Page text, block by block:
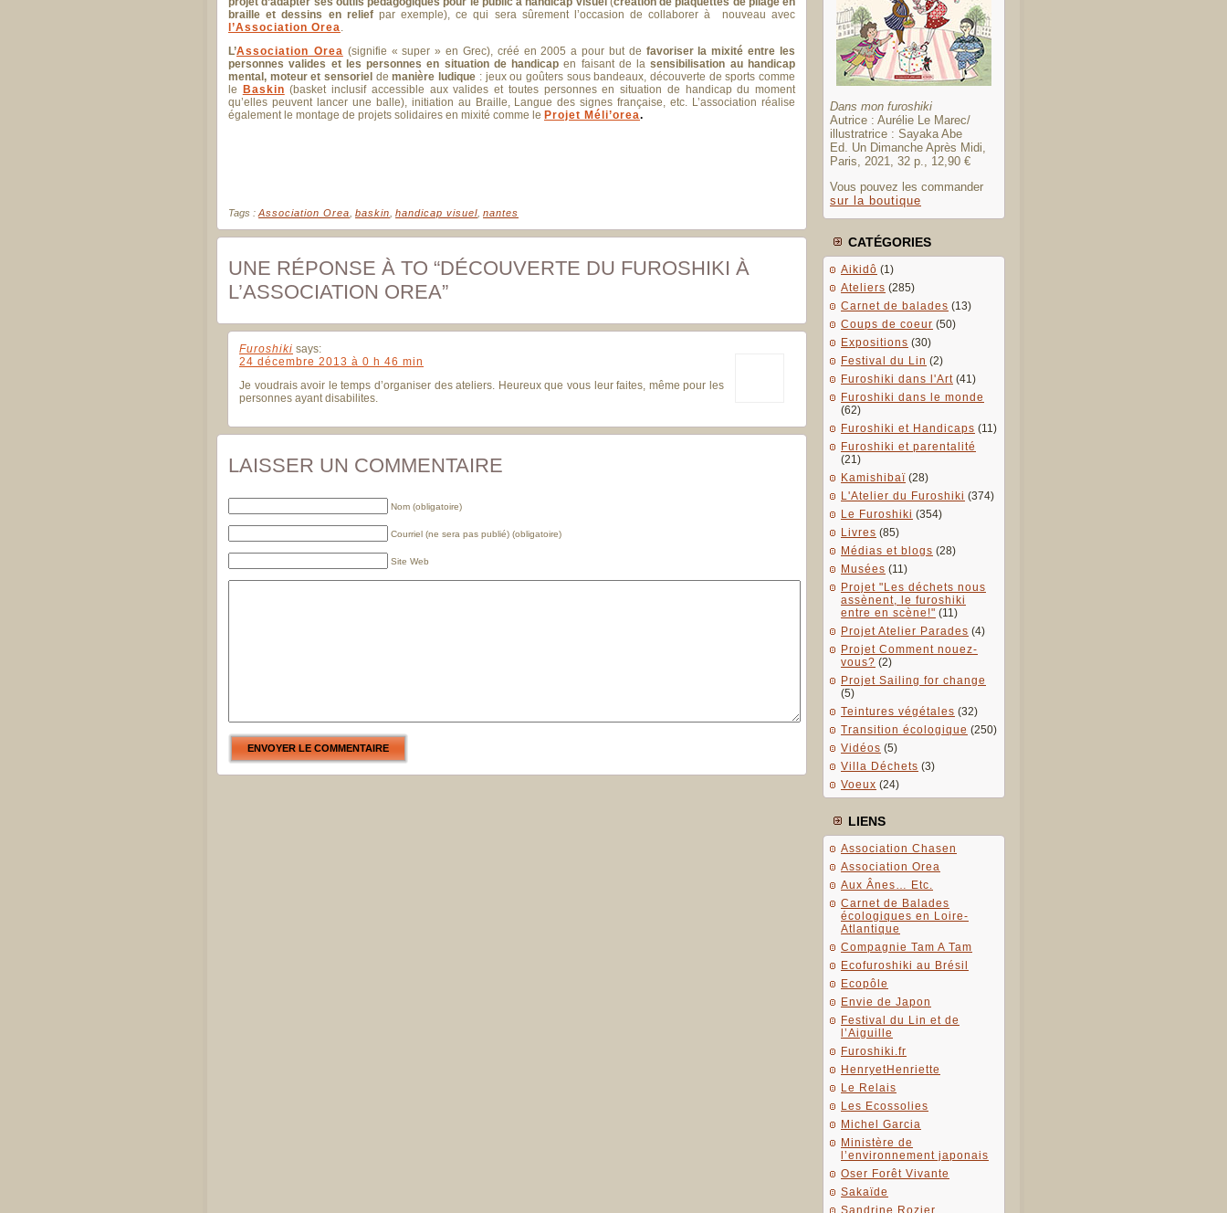
braille et dessins en reliefpar exemple), ce qui sera sûrement l’occasion de collaborer à nouveau avec
l’Association Orea
L’Association Orea (signifie « super » en Grec), créé en 2005 a pour but de favoriser la mixité entre les
personnes valides et les personnes en situation de handicap en faisant de lasensibilisation au handicap
mental, moteur et sensoriel demanière ludique : jeux ou goûters sous bandeaux, découverte de sports comme
le Baskin (basket inclusif accessible aux valides et toutes personnes en situation de handicap du moment
qu’elles peuvent lancer une balle), initiation au Braille, Langue des signes française, etc. L’association réalise
également le montage de projets solidaires en mixité comme le Projet Méli’orea.
Tags : Association Orea baskin handicap visuel nantes
UNE RÉPONSE À TO “DÉCOUVERTE DU FUROSHIKI À
L’ASSOCIATION OREA”
Furoshiki says:
24 décembre 2013 à 0 h 46 min
Je voudrais avoir le temps d’organiser des ateliers. Heureux que vous leur faites, même pour les
personnes ayant disabilites.
LAISSER UN COMMENTAIRE
Nom (obligatoire)
Courriel (ne sera pas publié) (obligatoire)
Site Web
ENVOYER LE COMMENTAIRE
Dans mon furoshiki
Autrice : Aurélie Le Marec/
illustratrice : Sayaka Abe
Ed. Un Dimanche Après Midi,
Paris, 2021, 32 p., 12,90 €
Vous pouvez les commander
sur la boutique
CATÉGORIES
Aikidô (1)
Ateliers (285)
Carnet de balades (13)
Coups de coeur (50)
Expositions (30)
Festival du Lin (2)
Furoshiki dans l'Art (41)
Furoshiki dans le monde
(62)
Furoshiki et Handicaps (11)
Furoshiki et parentalité
(21)
Kamishibaï (28)
L'Atelier du Furoshiki (374)
Le Furoshiki (354)
Livres (85)
Médias et blogs (28)
Musées (11)
Projet "Les déchets nous
assènent, le furoshiki
entre en scène!" (11)
Projet Atelier Parades (4)
Projet Comment nouez-
vous? (2)
Projet Sailing for change
(5)
Teintures végétales (32)
Transition écologique (250)
Vidéos (5)
Villa Déchets (3)
Voeux (24)
LIENS
Association Chasen
Association Orea
Aux Ânes… Etc.
Carnet de Balades
écologiques en Loire-
Atlantique
Compagnie Tam A Tam
Ecofuroshiki au Brésil
Ecopôle
Envie de Japon
Festival du Lin et de
l’Aiguille
Furoshiki.fr
HenryetHenriette
Le Relais
Les Ecossolies
Michel Garcia
Ministère de
l’environnement japonais
Oser Forêt Vivante
Sakaïde
Sandrine Rozier